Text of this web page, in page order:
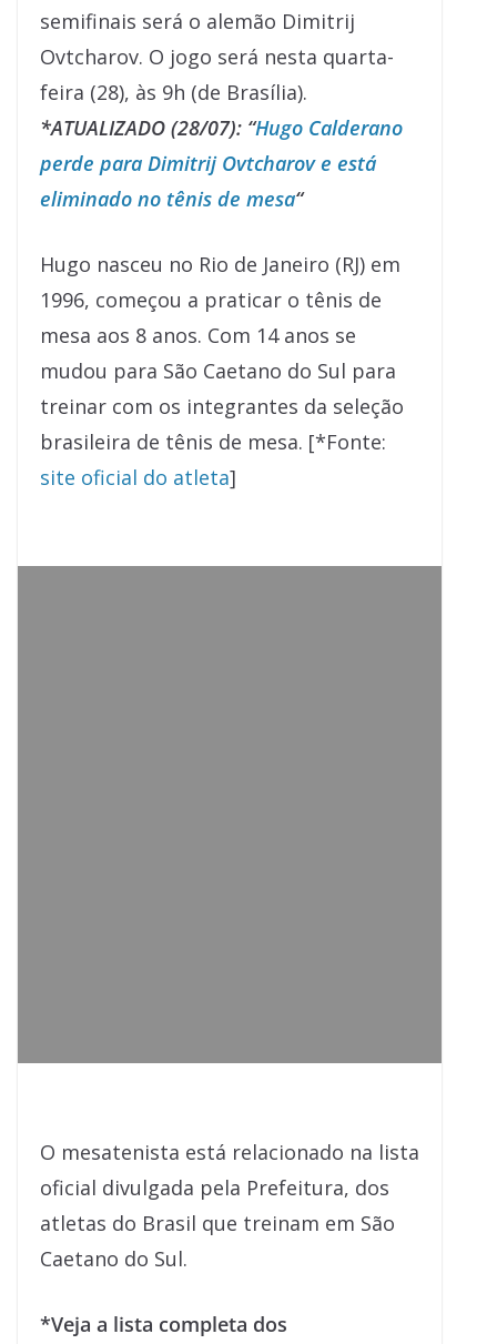
semifinais será o alemão Dimitrij
Ovtcharov. O jogo será nesta quarta-
feira (28), às 9h (de Brasília).
*ATUALIZADO (28/07): “Hugo Calderano
perde para Dimitrij Ovtcharov e está
eliminado no tênis de mesa“
Hugo nasceu no Rio de Janeiro (RJ) em
1996, começou a praticar o tênis de
mesa aos 8 anos. Com 14 anos se
mudou para São Caetano do Sul para
treinar com os integrantes da seleção
brasileira de tênis de mesa. [*Fonte:
site oficial do atleta]
O mesatenista está relacionado na lista
oficial divulgada pela Prefeitura, dos
atletas do Brasil que treinam em São
Caetano do Sul.
*Veja a lista completa dos